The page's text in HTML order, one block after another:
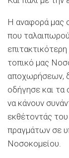
Η αναφορά μας
που
τοπικό μας
αποχωρήσεων,
οδήγησε και τα
να κάνουν
εκθέτοντάς
πραγμάτων σε
Νοσοκομείου.